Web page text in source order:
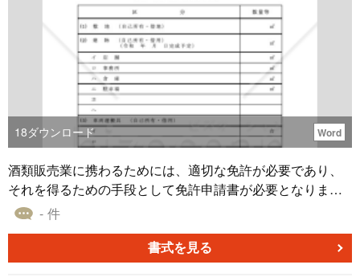
18ダウンロード Word
酒類販売業に携わるためには、適切な免許が必要であり、
それを得るための手段として免許申請書が必要となりま
す。申請書は事業内容と申請者の具体的な情報を提供する
な徴収と消費者に対する効率的なサービス提供を確保する
目的があります。酒類販売業免許申請書【次葉3】その申請
- 件
書式を見る